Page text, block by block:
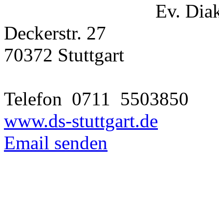
Ev.
Deckerstr. 27
70372 Stuttgart
Telefon 0711
5503850
www.ds-stuttgart.de
Email senden